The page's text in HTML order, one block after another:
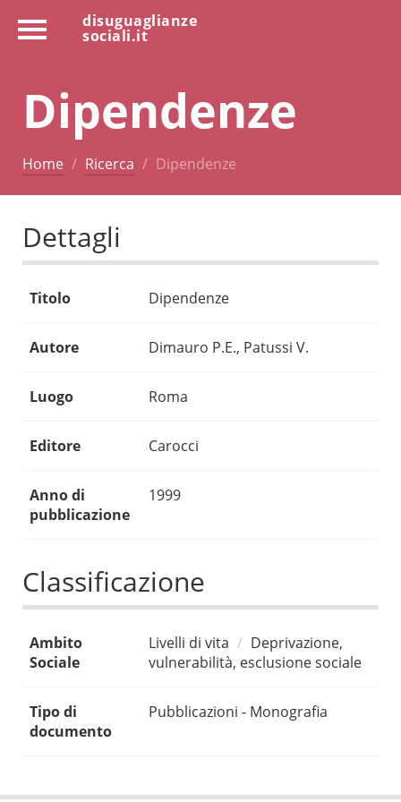
disuguaglianze
sociali.it
Dipendenze
Home Ricerca Dipendenze
Dettagli
Titolo Dipendenze
Autore Dimauro P.E., Patussi V.
Luogo Roma
Editore Carocci
Anno di
pubblicazione
1999
Classificazione
Ambito
Sociale
Livelli di vita
Deprivazione,
vulnerabilità, esclusione sociale
Tipo di
documento
Pubblicazioni - Monografia